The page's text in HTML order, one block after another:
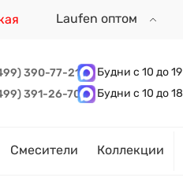
Laufen оптом
390-77-21
Будни с 10 до 19
391-26-70 Будни с 10 до 18
Смесители Коллекции